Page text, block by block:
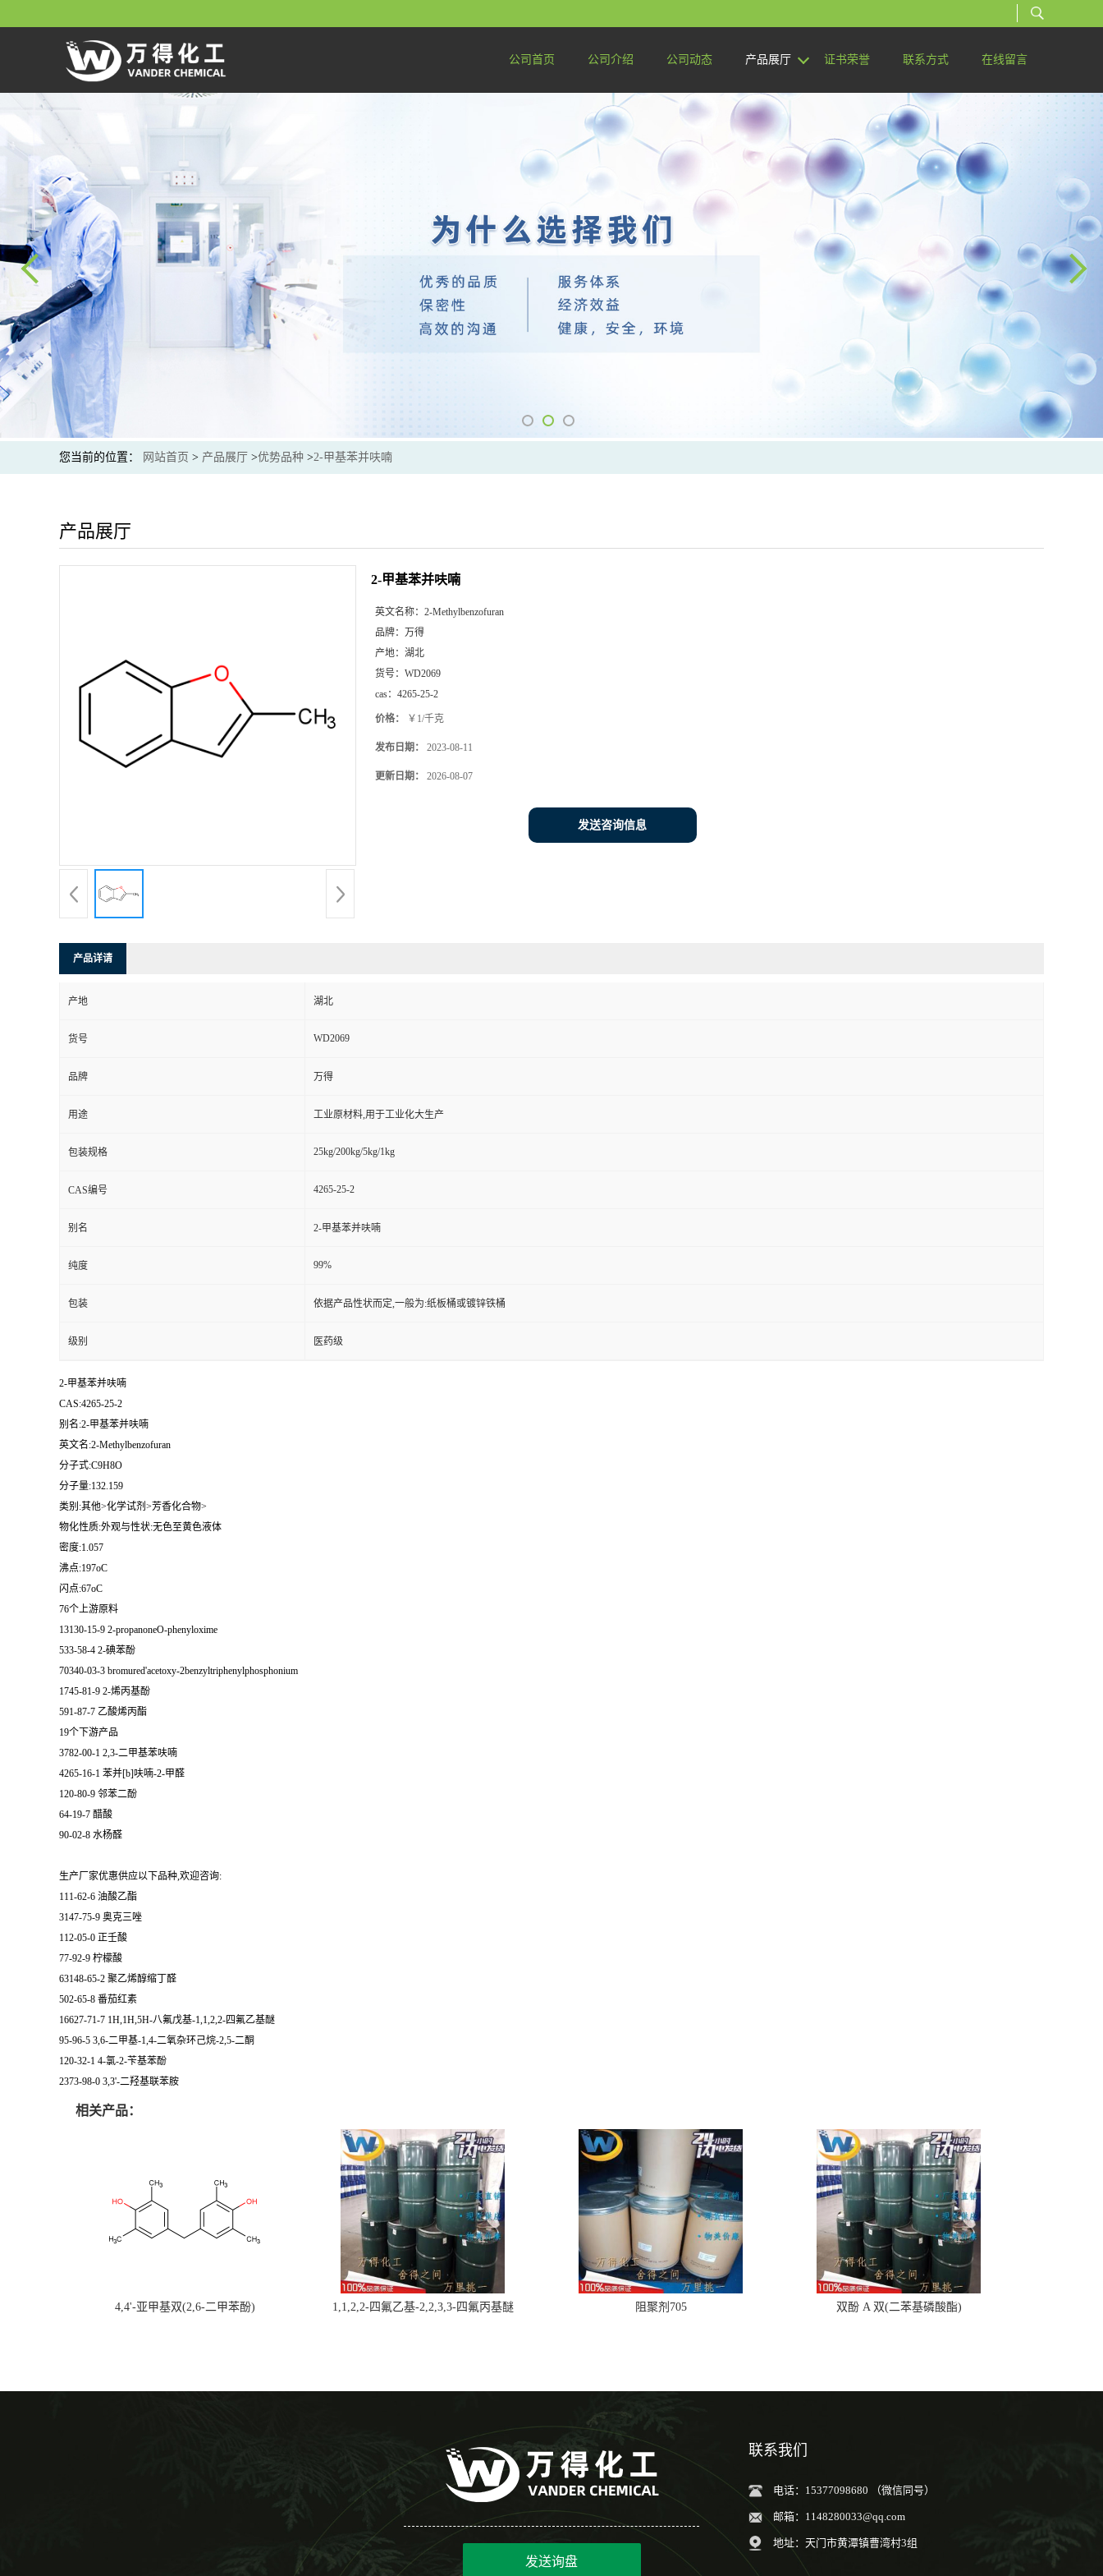
公司首页 公司介绍 公司动态 产品展厅 证书荣誉 联系方式 在线留言
您当前的位置： 网站首页 > 产品展厅 >优势品种 >2-甲基苯并呋喃
产品展厅
2-甲基苯并呋喃
英文名称： 2-Methylbenzofuran
品牌： 万得
产地： 湖北
货号： WD2069
cas： 4265-25-2
价格： ￥1/千克
发布日期： 2023-08-11
更新日期： 2026-08-07
发送咨询信息
产品详请
产地 湖北
货号 WD2069
品牌 万得
用途 工业原材料,用于工业化大生产
包装规格 25kg/200kg/5kg/1kg
CAS编号 4265-25-2
别名 2-甲基苯并呋喃
纯度 99%
包装 依据产品性状而定,一般为:纸板桶或镀锌铁桶
级别 医药级
2-甲基苯并呋喃
CAS:4265-25-2
别名:2-甲基苯并呋喃
英文名:2-Methylbenzofuran
分子式:C9H8O
分子量:132.159
类别:其他>化学试剂>芳香化合物>
物化性质:外观与性状:无色至黄色液体
密度:1.057
沸点:197oC
闪点:67oC
76个上游原料
13130-15-9 2-propanoneO-phenyloxime
533-58-4 2-碘苯酚
70340-03-3 bromured'acetoxy-2benzyltriphenylphosphonium
1745-81-9 2-烯丙基酚
591-87-7 乙酸烯丙酯
19个下游产品
3782-00-1 2,3-二甲基苯呋喃
4265-16-1 苯并[b]呋喃-2-甲醛
120-80-9 邻苯二酚
64-19-7 醋酸
90-02-8 水杨醛
生产厂家优惠供应以下品种,欢迎咨询:
111-62-6 油酸乙酯
3147-75-9 奥克三唑
112-05-0 正壬酸
77-92-9 柠檬酸
63148-65-2 聚乙烯醇缩丁醛
502-65-8 番茄红素
16627-71-7 1H,1H,5H-八氟戊基-1,1,2,2-四氟乙基醚
95-96-5 3,6-二甲基-1,4-二氧杂环己烷-2,5-二酮
120-32-1 4-氯-2-苄基苯酚
2373-98-0 3,3'-二羟基联苯胺
相关产品：
4,4'-亚甲基双(2,6-二甲苯酚) 1,1,2,2-四氟乙基-2,2,3,3-四氟丙基醚 阻聚剂705 双酚 A 双(二苯基磷酸酯)
发送询盘
联系我们
电话：15377098680 （微信同号）
邮箱： 1148280033@qq.com
地址：天门市黄潭镇曹湾村3组